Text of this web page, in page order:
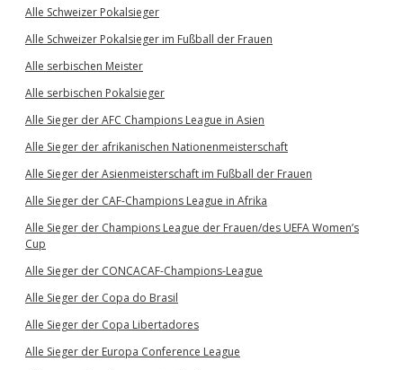
Alle Schweizer Pokalsieger
Alle Schweizer Pokalsieger im Fußball der Frauen
Alle serbischen Meister
Alle serbischen Pokalsieger
Alle Sieger der AFC Champions League in Asien
Alle Sieger der afrikanischen Nationenmeisterschaft
Alle Sieger der Asienmeisterschaft im Fußball der Frauen
Alle Sieger der CAF-Champions League in Afrika
Alle Sieger der Champions League der Frauen/des UEFA Women’s
Cup
Alle Sieger der CONCACAF-Champions-League
Alle Sieger der Copa do Brasil
Alle Sieger der Copa Libertadores
Alle Sieger der Europa Conference League